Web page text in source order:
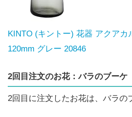
KINTO (キントー) 花器 アクアカ
120mm グレー 20846
2回目注文のお花：バラのブーケ
2回目に注文したお花は、バラの